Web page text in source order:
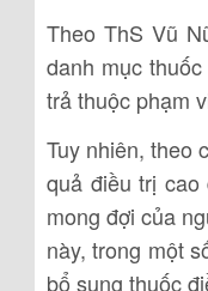
Theo ThS Vũ
danh mục
trả thuộc phạm
Tuy nhiên, theo
quả điều trị
mong đợi của
này, trong một
bổ sung thuốc